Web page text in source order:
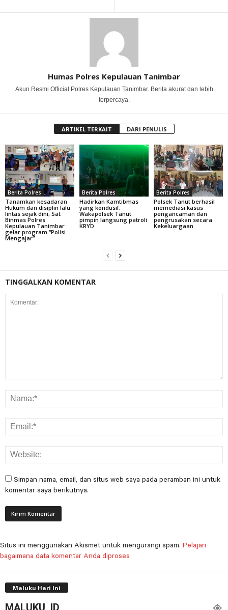
Humas Polres Kepulauan Tanimbar
Akun Resmi Official Polres Kepulauan Tanimbar. Berita akurat dan lebih
terpercaya.
ARTIKEL TERKAIT DARI PENULIS
Berita Polres
Tanamkan kesadaran
Hukum dan disiplin lalu
lintas sejak dini, Sat
Binmas Polres
Kepulauan Tanimbar
gelar program “Polisi
Mengajar”
Berita Polres
Hadirkan Kamtibmas
yang kondusif,
Wakapolsek Tanut
pimpin langsung patroli
KRYD
Berita Polres
Polsek Tanut berhasil
memediasi kasus
pengancaman dan
pengrusakan secara
Kekeluargaan
TINGGALKAN KOMENTAR
Simpan nama, email, dan situs web saya pada peramban ini untuk
komentar saya berikutnya.
Situs ini menggunakan Akismet untuk mengurangi spam. Pelajari
bagaimana data komentar Anda diproses
Maluku Hari Ini
MALUKU, ID